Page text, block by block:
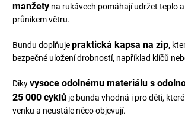
manžety na rukávech pomáhají udržet teplo
průnikem větru.
Bundu doplňujepraktická kapsa na zip,
bezpečné uložení drobností, například klíčů
Díkyvysoce odolnému materiálu s
25 000 cyklů je bunda vhodná i pro děti,
venku a neustále něco objevují.